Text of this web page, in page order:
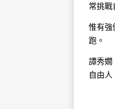
常挑戰
惟有強
跑。
譚秀嫺
自由人